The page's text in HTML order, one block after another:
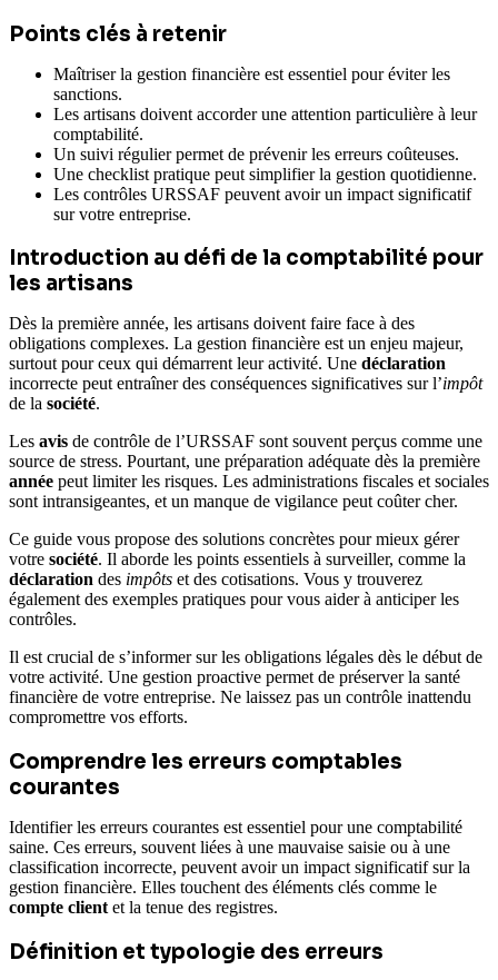
Points clés à retenir
Maîtriser la gestion financière est essentiel pour éviter les
sanctions.
Les artisans doivent accorder une attention particulière à leur
comptabilité.
Un suivi régulier permet de prévenir les erreurs coûteuses.
Une checklist pratique peut simplifier la gestion quotidienne.
Les contrôles URSSAF peuvent avoir un impact significatif
sur votre entreprise.
Introduction au défi de la comptabilité pour
les artisans
Dès la première année, les artisans doivent faire face à des
obligations complexes. La gestion financière est un enjeu majeur,
surtout pour ceux qui démarrent leur activité. Une déclaration
incorrecte peut entraîner des conséquences significatives sur l’impôt
de la société.
Les avis de contrôle de l’URSSAF sont souvent perçus comme une
source de stress. Pourtant, une préparation adéquate dès la première
année peut limiter les risques. Les administrations fiscales et sociales
sont intransigeantes, et un manque de vigilance peut coûter cher.
Ce guide vous propose des solutions concrètes pour mieux gérer
votre société. Il aborde les points essentiels à surveiller, comme la
déclaration des impôts et des cotisations. Vous y trouverez
également des exemples pratiques pour vous aider à anticiper les
contrôles.
Il est crucial de s’informer sur les obligations légales dès le début de
votre activité. Une gestion proactive permet de préserver la santé
financière de votre entreprise. Ne laissez pas un contrôle inattendu
compromettre vos efforts.
Comprendre les erreurs comptables
courantes
Identifier les erreurs courantes est essentiel pour une comptabilité
saine. Ces erreurs, souvent liées à une mauvaise saisie ou à une
classification incorrecte, peuvent avoir un impact significatif sur la
gestion financière. Elles touchent des éléments clés comme le
compte client et la tenue des registres.
Définition et typologie des erreurs